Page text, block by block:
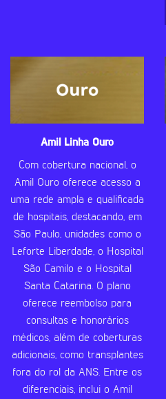
Amil Linha Ouro
Com cobertura nacional, o
Amil Ouro oferece acesso a
uma rede ampla e qualificada
de hospitais, destacando, em
São Paulo, unidades como o
Leforte Liberdade, o Hospital
São Camilo e o Hospital
Santa Catarina. O plano
oferece reembolso para
consultas e honorários
médicos, além de coberturas
adicionais, como transplantes
fora do rol da ANS. Entre os
diferenciais, inclui o Amil